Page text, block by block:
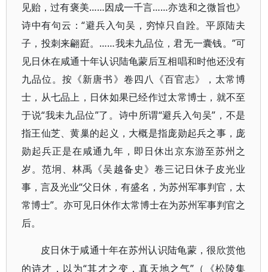
见贻，过有褒美……因成一千言……亦迭和之微旨也》
诗中有句云：“避兵入句吴，穷悼只自跧。平原陆夫
子，投刺来翩跹。……我未九品位，君无一囊钱。”可
见日休在咸通十年认识陆龟蒙后互相唱和时他还没有
九品位。按《新唐书》卷四八《百官志》，太常博
士，从七品上，日休如果已经作过太常博士，就不至
于说“我未九品位”了。诗中所谓“避兵入句吴”，不是
指王仙芝、黄巢的起义，大概是指庞勋起兵之事，庞
勋起兵正是在咸通九年，即日休出京东游至苏州之
岁。范坰、林禹《吴越备史》卷三记日休子皮光业
事，言及光业“父日休，有盛名，为苏州军事判官，太
常博士”。亦可见日休作太常博士在为苏州军事判官之
后。
皮日休于咸通十年在苏州认识陆龟蒙，很欣赏他
的诗才，以为“其才之变，真天地之气”（《松陵集